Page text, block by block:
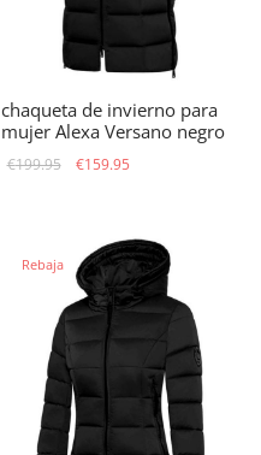
chaqueta de invierno para
mujer Alexa Versano negro
€199.95
El precio
€199.95.
€159.95
€159.95.
Rebaja